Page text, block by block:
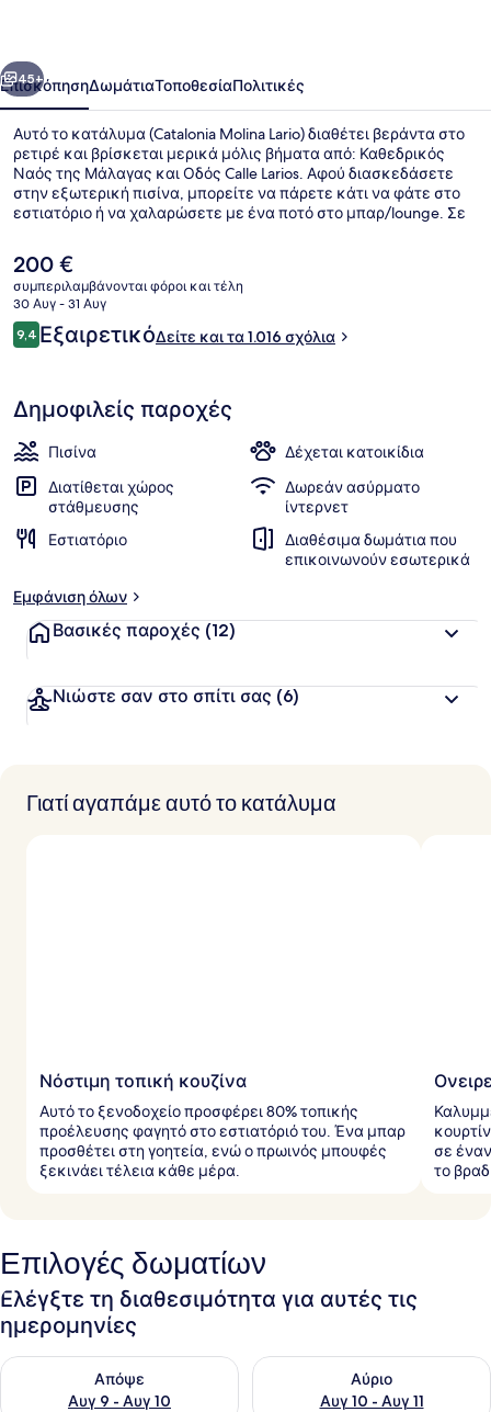
Επόμενο
45+
ΕπισκόπησηΔωμάτιαΤοποθεσίαΠολιτικές
Αυτό το κατάλυμα (Catalonia Molina Lario) διαθέτει βεράντα στο
ρετιρέ και βρίσκεται μερικά μόλις βήματα από: Καθεδρικός
Ναός της Μάλαγας και Οδός Calle Larios. Αφού διασκεδάσετε
στην εξωτερική πισίνα, μπορείτε να πάρετε κάτι να φάτε στο
εστιατόριο ή να χαλαρώσετε με ένα ποτό στο μπαρ/lounge. Σε
δίπλα στην πισίνα και μπαρ με σνακ/ντελικατέσεν. Άλλοι
ταξιδιώτες λατρεύουν το εξυπηρετικό προσωπικό και το μπαρ.
Τα μέσα μαζικής μεταφοράς είναι σε πολύ κοντινή απόσταση
με τα πόδια: το σημείο επιβίβασης Σταθμός La Marina βρίσκεται
σε απόσταση 2 λεπτών και το σημείο επιβίβασης Σταθμός La
Malagueta βρίσκεται σε απόσταση 11 λεπτών.
Η
τρέχουσα
τιμή
είναι
200 €
200 €
συμπεριλαμβάνονται φόροι και τέλη
30 Αυγ - 31 Αυγ
Σχόλια
9,49,4 στα 10
ΕξαιρετικόΔείτε και τα 1.016 σχόλια
Δημοφιλείς παροχές
Πισίνα
Δέχεται κατοικίδια
Διατίθεται χώρος
στάθμευσης
Δωρεάν ασύρματο
ίντερνετ
Εστιατόριο
Διαθέσιμα δωμάτια που
επικοινωνούν εσωτερικά
Εμφάνιση όλων
Βασικές παροχές (12)
Νιώστε σαν στο σπίτι σας (6)
Γιατί αγαπάμε αυτό το κατάλυμα
Νόστιμη τοπική κουζίνα
Αυτό το ξενοδοχείο προσφέρει 80% τοπικής
προέλευσης φαγητό στο εστιατόριό του. Ένα μπαρ
προσθέτει στη γοητεία, ενώ ο πρωινός μπουφές
ξεκινάει τέλεια κάθε μέρα.
σε
το
Επιλογές δωματίων
Ελέγξτε τη διαθεσιμότητα για αυτές τις
ημερομηνίες
Απόψε
Αυγ 9 - Αυγ 10
Έλεγχος διαθεσιμότητας για απόψε Αυγ 9 - Αυγ 10
Αύριο
Αυγ 10 - Αυγ 11
Έλεγχος διαθεσιμότητας